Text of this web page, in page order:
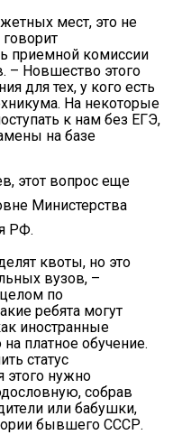
мест, это не
говорит
приемной комиссии
– Новшество этого
для тех, у кого есть
На некоторые
к нам без ЕГЭ,
на базе
этот вопрос еще
Министерства
РФ.
квоты, но это
вузов, –
по
ребята могут
иностранные
платное обучение.
статус
этого нужно
собрав
или бабушки,
бывшего СССР.